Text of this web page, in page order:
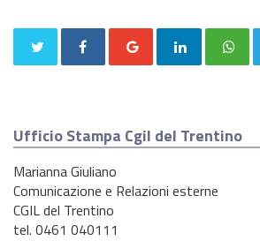
Ufficio Stampa Cgil del Trentino
Marianna Giuliano
Comunicazione e Relazioni esterne
CGIL del Trentino
tel. 0461 040111